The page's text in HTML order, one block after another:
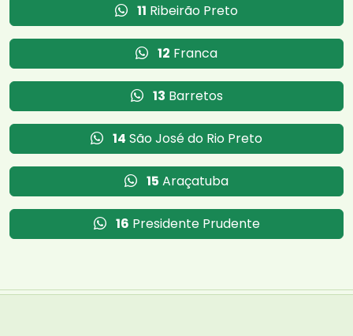
11 Ribeirão Preto
12 Franca
13 Barretos
14 São José do Rio Preto
15 Araçatuba
16 Presidente Prudente